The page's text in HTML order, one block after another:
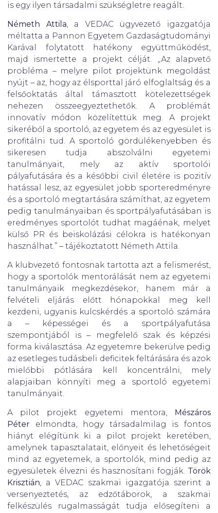
is egy ilyen társadalmi szükségletre reagált.
Németh Attila, a VEDAC ügyvezető igazgatója
méltatta a Pannon Egyetem Gazdaságtudományi
Karával folytatott hatékony együttműködést,
majd ismertette a projekt célját. „Az alapvető
probléma – melyre pilot projektünk megoldást
nyújt – az, hogy az élsporttal járó elfoglaltság és a
felsőoktatás által támasztott kötelezettségek
nehezen összeegyeztethetők. A problémát
innovatív módon közelítettük meg. A projekt
sikeréből a sportoló, az egyetem és az egyesület is
profitálni tud. A sportoló gördülékenyebben és
sikeresen tudja abszolválni egyetemi
tanulmányait, mely az aktív sportolói
pályafutására és a későbbi civil életére is pozitív
hatással lesz, az egyesület jobb sporteredményre
és a sportoló megtartására számíthat, az egyetem
pedig tanulmányaiban és sportpályafutásában is
eredményes sportolót tudhat magáénak, melyet
külső PR és beiskolázási célokra is hatékonyan
használhat.” – tájékoztatott Németh Attila.
A klubvezető fontosnak tartotta azt a felismerést,
hogy a sportolók mentorálását nem az egyetemi
tanulmányaik megkezdésekor, hanem már a
felvételi eljárás előtt hónapokkal meg kell
kezdeni, ugyanis kulcskérdés a sportoló számára
a – képességei és a sportpályafutása
szempontjából is – megfelelő szak és képzési
forma kiválasztása. Az egyetemre bekerülve pedig
az esetleges tudásbeli deficitek feltárására és azok
mielőbbi pótlására kell koncentrálni, mely
alapjaiban könnyíti meg a sportoló egyetemi
tanulmányait.
A pilot projekt egyetemi mentora, Mészáros
Péter elmondta, hogy társadalmilag is fontos
hiányt elégítünk ki a pilot projekt keretében,
amelynek tapasztalatait, előnyeit és lehetőségeit
mind az egyetemek, a sportolók, mind pedig az
egyesületek élvezni és hasznosítani fogják. Török
Krisztián, a VEDAC szakmai igazgatója szerint a
versenyeztetés, az edzőtáborok, a szakmai
felkészülés rugalmasságát tudja elősegíteni a